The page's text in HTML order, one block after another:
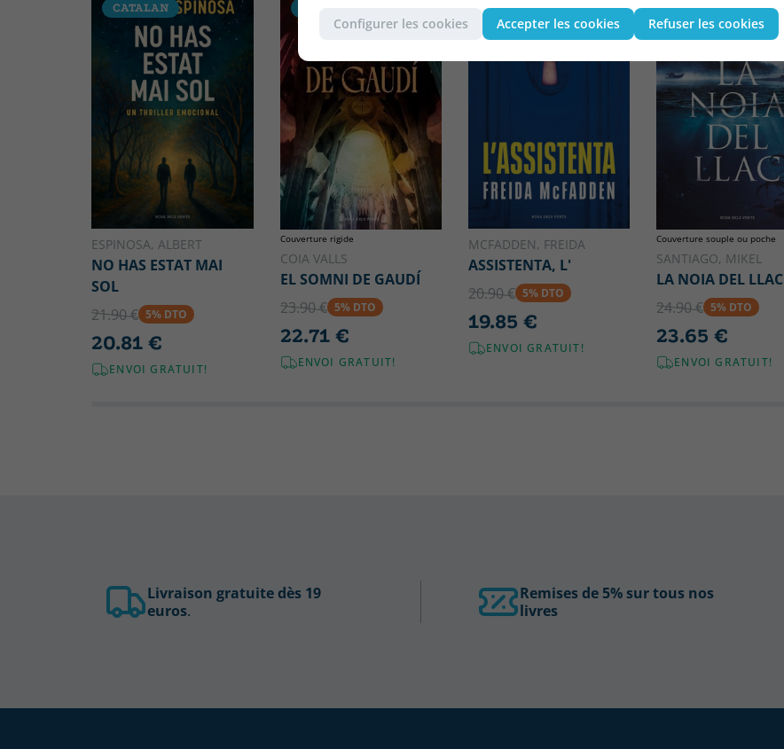
Configurer les cookies Accepter les cookies Refuser les cookies
CATALAN
ESPINOSA, ALBERT
NO HAS ESTAT MAI
SOL
21.90 € 5% DTO
20.81 €
ENVOI GRATUIT!
Couverture rigide
COIA VALLS
EL SOMNI DE GAUDÍ
23.90 € 5% DTO
22.71 €
ENVOI GRATUIT!
CATALAN
MCFADDEN, FREIDA
ASSISTENTA, L'
20.90 € 5% DTO
19.85 €
ENVOI GRATUIT!
CATALAN
Couverture souple ou poche
SANTIAGO, MIKEL
LA NOIA DEL LLAC
24.90 € 5% DTO
23.65 €
ENVOI GRATUIT!
Livraison gratuite dès 19
euros.
Remises de 5% sur tous nos
livres